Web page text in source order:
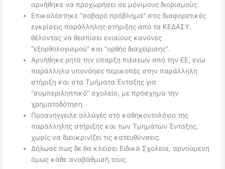
αρνήθηκε να προχωρήσει σε μόνιμους διορισμούς.
Επικαλέστηκε “σοβαρό πρόβλημα” στις διαφορετικές
εγκρίσεις παράλληλης στήριξης από τα ΚΕΔΑΣΥ,
θέλοντας να θεσπίσει ενιαίους κανόνες
“εξορθολογισμού” και “ορθής διαχείρισης”.
Αρνήθηκε ρητά την ύπαρξη πιέσεων από την ΕΕ, ενώ
παράλληλα υπονόησε περικοπές στην παράλληλη
στήριξη και στα Τμήματα Ένταξης για
“συμπεριληπτικό” σχολείο, με πρόσχημα την
χρηματοδότηση.
Προανήγγειλε αλλαγές στο καθηκοντολόγιο της
παράλληλης στήριξης και των Τμημάτων Ένταξης,
χωρίς να διευκρινίζει τις κατευθύνσεις.
Δήλωσε πως δε θα κλείσει Ειδικά Σχολεία, αρνούμενη
όμως κάθε αναβάθμισή τους.